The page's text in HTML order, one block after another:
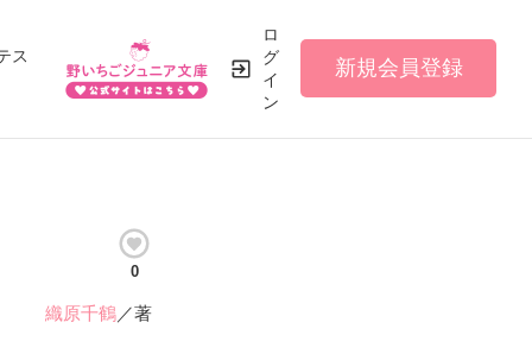
ス
ロ
グ
イ
ン
新規会員登録
0
織原千鶴／著